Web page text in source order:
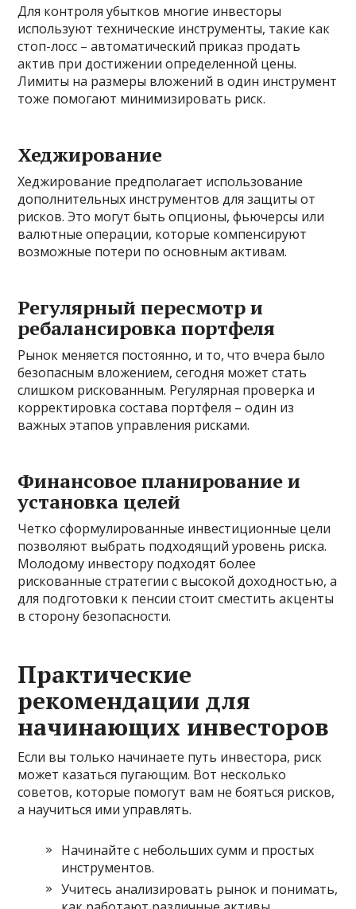
Для контроля убытков многие инвесторы
используют технические инструменты, такие как
стоп-лосс – автоматический приказ продать
актив при достижении определенной цены.
Лимиты на размеры вложений в один инструмент
тоже помогают минимизировать риск.
Хеджирование
Хеджирование предполагает использование
дополнительных инструментов для защиты от
рисков. Это могут быть опционы, фьючерсы или
валютные операции, которые компенсируют
возможные потери по основным активам.
Регулярный пересмотр и
ребалансировка портфеля
Рынок меняется постоянно, и то, что вчера было
безопасным вложением, сегодня может стать
слишком рискованным. Регулярная проверка и
корректировка состава портфеля – один из
важных этапов управления рисками.
Финансовое планирование и
установка целей
Четко сформулированные инвестиционные цели
позволяют выбрать подходящий уровень риска.
Молодому инвестору подходят более
рискованные стратегии с высокой доходностью, а
для подготовки к пенсии стоит сместить акценты
в сторону безопасности.
Практические
рекомендации для
начинающих инвесторов
Если вы только начинаете путь инвестора, риск
может казаться пугающим. Вот несколько
советов, которые помогут вам не бояться рисков,
а научиться ими управлять.
Начинайте с небольших сумм и простых
инструментов.
Учитесь анализировать рынок и понимать,